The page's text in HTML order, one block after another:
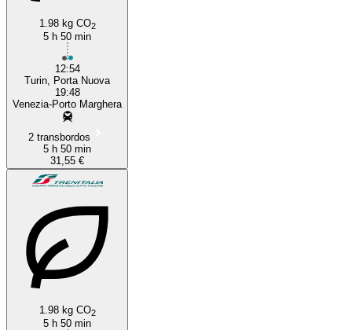
1.98 kg CO2
5 h 50 min
12:54
Turin, Porta Nuova
19:48
Venezia-Porto Marghera
2 transbordos
5 h 50 min
31,55 €
1.98 kg CO2
5 h 50 min